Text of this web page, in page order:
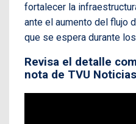
fortalecer la
ante el aumento del flujo
que se espera durante
Revisa el detalle
nota de TVU